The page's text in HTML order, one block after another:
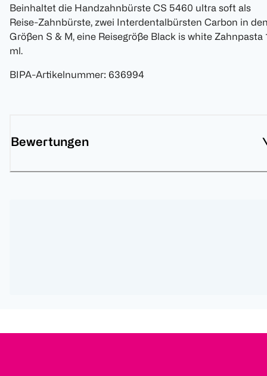
Beinhaltet die Handzahnbürste CS 5460 ultra soft als
Reise-Zahnbürste, zwei Interdentalbürsten Carbon in
Größen S & M, eine Reisegröße Black is white Zahnpasta
ml.
BIPA-Artikelnummer: 636994
Bewertungen